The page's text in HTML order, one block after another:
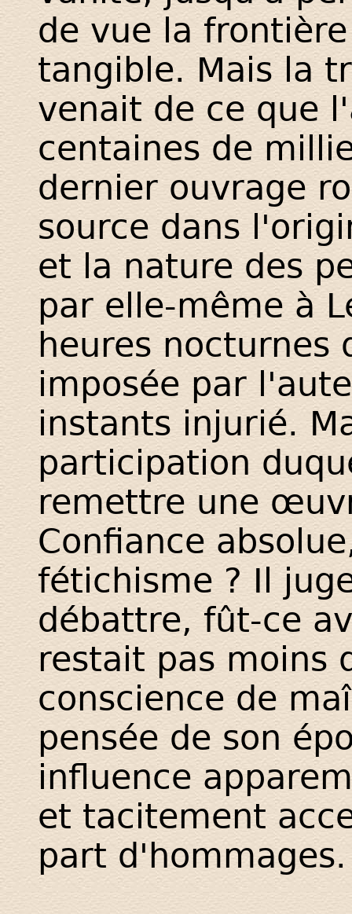
de vue la
tangible. Mais la
venait de ce que
centaines de
dernier ouvrage
source dans
et la nature des
par elle-même à
heures nocturnes
imposée par
instants injurié.
participation
remettre une
Confiance
fétichisme ? Il
débattre, fût-ce
restait pas moins
conscience de
pensée de son
influence
et tacitement
part d'hommages.